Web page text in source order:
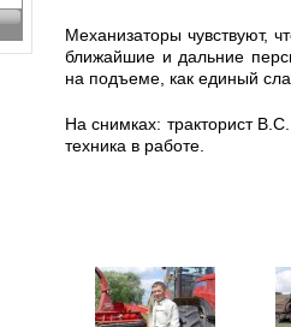
Механизаторы чувствуют,
ближайшие и дальние
на подъеме, как единый
На снимках: тракторист
техника в работе.